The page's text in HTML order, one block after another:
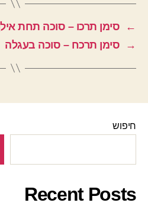
←
סימן תרכו – סוכה תחת
→
סימן תרכח – סוכה בעגלה
חיפוש
Recent Posts